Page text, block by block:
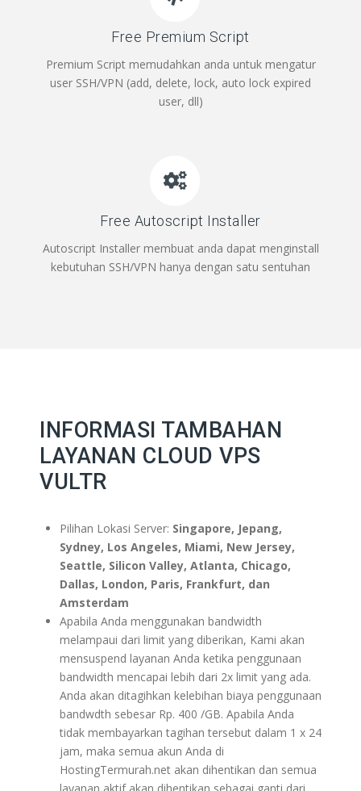
Free Premium Script
Premium Script memudahkan anda untuk mengatur
user SSH/VPN (add, delete, lock, auto lock expired
user, dll)
Free Autoscript Installer
Autoscript Installer membuat anda dapat menginstall
kebutuhan SSH/VPN hanya dengan satu sentuhan
INFORMASI TAMBAHAN
LAYANAN CLOUD VPS
VULTR
Pilihan Lokasi Server: Singapore, Jepang,
Sydney, Los Angeles, Miami, New Jersey,
Seattle, Silicon Valley, Atlanta, Chicago,
Dallas, London, Paris, Frankfurt, dan
Amsterdam
Apabila Anda menggunakan bandwidth
melampaui dari limit yang diberikan, Kami akan
mensuspend layanan Anda ketika penggunaan
bandwidth mencapai lebih dari 2x limit yang ada.
Anda akan ditagihkan kelebihan biaya penggunaan
bandwdth sebesar Rp. 400 /GB. Apabila Anda
tidak membayarkan tagihan tersebut dalam 1 x 24
jam, maka semua akun Anda di
HostingTermurah.net akan dihentikan dan semua